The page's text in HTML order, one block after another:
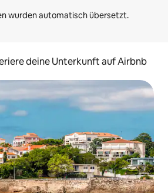
deine Unterkunft auf Airbnb